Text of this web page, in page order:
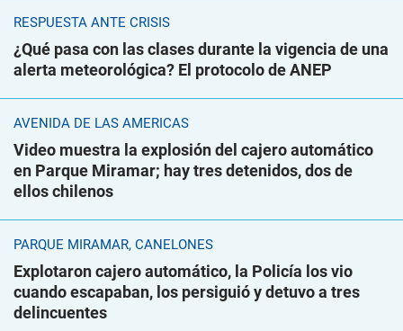
RESPUESTA ANTE CRISIS
¿Qué pasa con las clases durante la vigencia de una
alerta meteorológica? El protocolo de ANEP
AVENIDA DE LAS AMÉRICAS
Video muestra la explosión del cajero automático
en Parque Miramar; hay tres detenidos, dos de
ellos chilenos
PARQUE MIRAMAR, CANELONES
Explotaron cajero automático, la Policía los vio
cuando escapaban, los persiguió y detuvo a tres
delincuentes